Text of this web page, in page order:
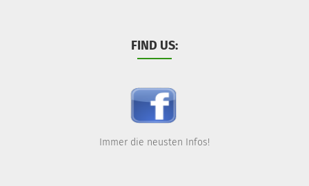
FIND US:
Immer die neusten Infos!